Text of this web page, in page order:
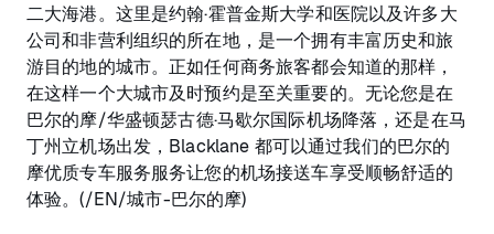
二大海港。这里是约翰·霍普金斯大学和医院以及许多大
公司和非营利组织的所在地，是一个拥有丰富历史和旅
游目的地的城市。正如任何商务旅客都会知道的那样，
在这样一个大城市及时预约是至关重要的。无论您是在
巴尔的摩/华盛顿瑟古德·马歇尔国际机场降落，还是在马
丁州立机场出发，Blacklane 都可以通过我们的巴尔的
摩优质专车服务服务让您的机场接送车享受顺畅舒适的
体验。(/EN/城市-巴尔的摩)